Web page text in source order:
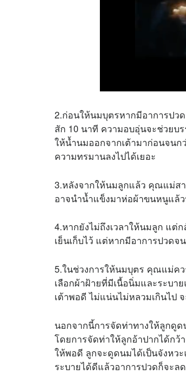
2.ก่อนให้นมบุตรหากมีอาการปว
สัก 10 นาที ความอบอุ่นจะช่วยบ
ให้น้ำนมออกจากเต้ามาก่อนจน
ความทรมานลงไปได้เยอะ
3.หลังจากให้นมลูกแล้ว คุณแม่สา
อาจนำน้ำแข็งมาห่อผ้าขนหนูแล้
4.หากยังไม่ถึงเวลาให้นมลูก แ
เย็นเก็บไว้ แต่หากมีอาการปวด
5.ในช่วงการให้นมบุตร คุณแม่ค
เลือกผ้าฝ้ายที่มีเนื้อนิ่มและระบา
เต้าพอดี ไม่แน่นไม่หลวมเกินไป
นอกจากนี้การจัดท่าทางให้ลูกดู
โดยการจัดท่าให้ลูกอ้าปากได้กว้
ให้พอดี ลูกจะดูดนมได้เป็นจังหว
ระบายได้ดีแล้วอาการปวดก็จะล